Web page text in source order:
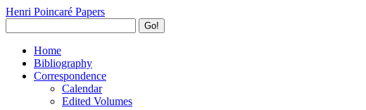
Henri Poincaré Papers
Go!
Home
Bibliography
Correspondence
Calendar
Edited Volumes